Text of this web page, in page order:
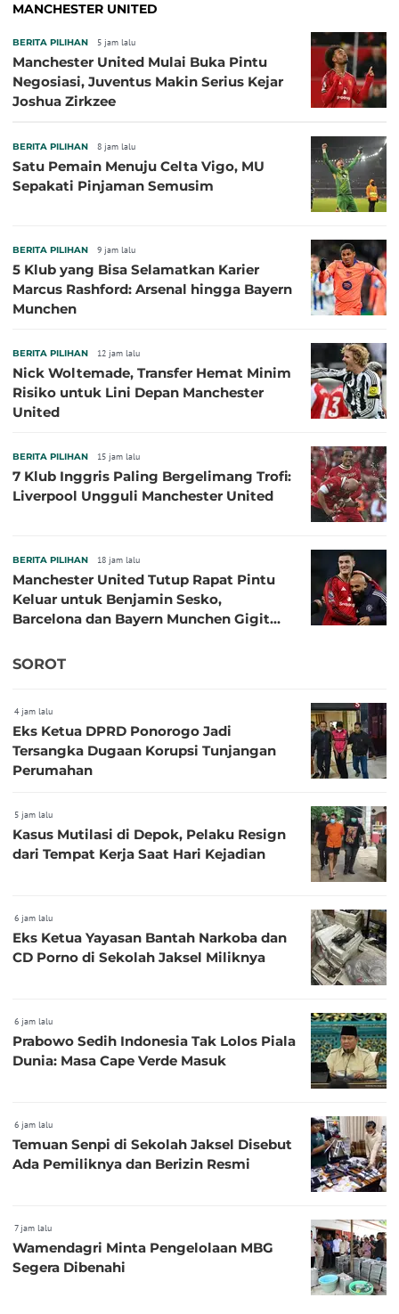
MANCHESTER UNITED
BERITA PILIHAN 5 jam lalu
Manchester United Mulai Buka Pintu
Negosiasi, Juventus Makin Serius Kejar
Joshua Zirkzee
BERITA PILIHAN 8 jam lalu
Satu Pemain Menuju Celta Vigo, MU
Sepakati Pinjaman Semusim
BERITA PILIHAN 9 jam lalu
5 Klub yang Bisa Selamatkan Karier
Marcus Rashford: Arsenal hingga Bayern
Munchen
BERITA PILIHAN 12 jam lalu
Nick Woltemade, Transfer Hemat Minim
Risiko untuk Lini Depan Manchester
United
BERITA PILIHAN 15 jam lalu
7 Klub Inggris Paling Bergelimang Trofi:
Liverpool Ungguli Manchester United
BERITA PILIHAN 18 jam lalu
Manchester United Tutup Rapat Pintu
Keluar untuk Benjamin Sesko,
Barcelona dan Bayern Munchen Gigit
SOROT
4 jam lalu
Eks Ketua DPRD Ponorogo Jadi
Tersangka Dugaan Korupsi Tunjangan
Perumahan
5 jam lalu
Kasus Mutilasi di Depok, Pelaku Resign
dari Tempat Kerja Saat Hari Kejadian
6 jam lalu
Eks Ketua Yayasan Bantah Narkoba dan
CD Porno di Sekolah Jaksel Miliknya
6 jam lalu
Prabowo Sedih Indonesia Tak Lolos Piala
Dunia: Masa Cape Verde Masuk
6 jam lalu
Temuan Senpi di Sekolah Jaksel Disebut
Ada Pemiliknya dan Berizin Resmi
7 jam lalu
Wamendagri Minta Pengelolaan MBG
Segera Dibenahi